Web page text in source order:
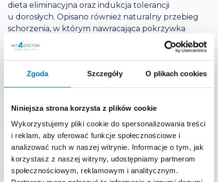
Zgoda Szczegóły O plikach cookies
Niniejsza strona korzysta z plików cookie
Wykorzystujemy pliki cookie do spersonalizowania treści
i reklam, aby oferować funkcje społecznościowe i
analizować ruch w naszej witrynie. Informacje o tym, jak
korzystasz z naszej witryny, udostępniamy partnerom
społecznościowym, reklamowym i analitycznym.
dieta eliminacyjna oraz indukcja tolerancji
u dorosłych. Opisano również naturalny przebieg
schorzenia, w którym nawracająca pokrzywka
często poprzedza niebezpieczny wstrząs. Udział
w programie pozwala na optymalizację strategii
terapeutycznych, w tym edukację pacjentów
w zakresie stosowania leków ratunkowych.
Rola omega-5-gliadyny (Tri a 19) jako głównego
czynnika ryzyka ciężkiej anafilaksji indukowanej
wysiłkiem.
Znaczenie kofaktorów takich jak wysiłek
fizyczny, kwas acetylosalicylowy, alkohol oraz
inhibitory pompy protonowej.